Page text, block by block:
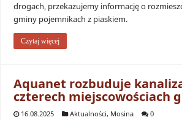
drogach, przekazujemy informację o
gminy pojemnikach z piaskiem.
Czytaj więcej
Aquanet rozbuduje
czterech miejscowościach
16.08.2025 Aktualności, Mosina 0